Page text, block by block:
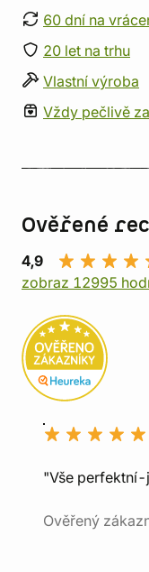
60 dní na
20 let na trhu
Vlastní výroba
Vždy pečlivě
Ověřené
4,9
zobraz 12995
"Vše
Ověřený